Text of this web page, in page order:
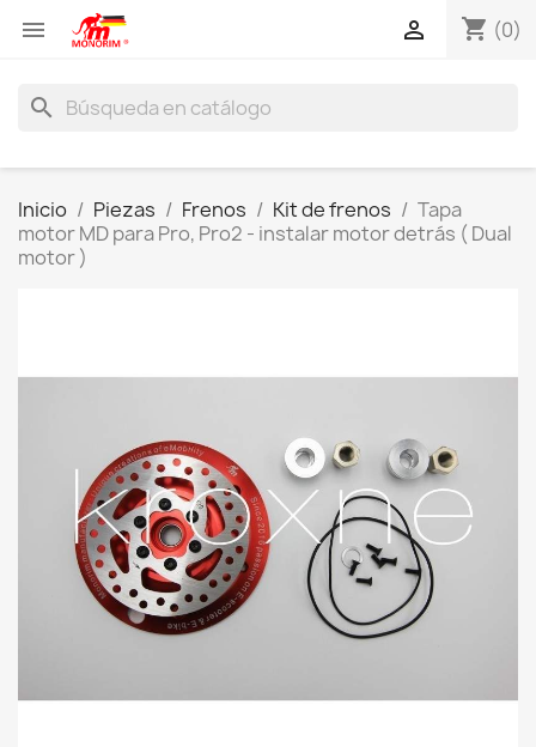
 shopping_cart (0)

search
Inicio Piezas Frenos Kit de frenos
Tapa
motor MD para Pro, Pro2 - instalar motor detrás ( Dual
motor )